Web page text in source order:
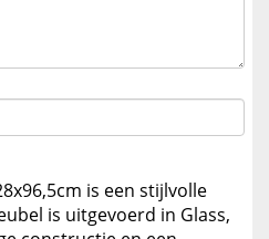
is een stijlvolle
is uitgevoerd in Glass,